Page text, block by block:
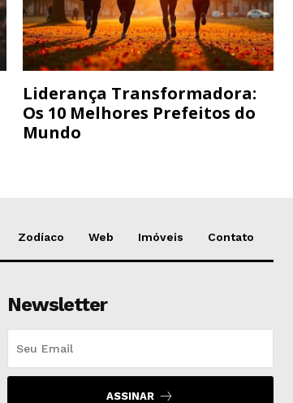
Liderança Transformadora:
Os 10 Melhores Prefeitos do
Mundo
Zodíaco Web Imóveis Contato
Newsletter
ASSINAR